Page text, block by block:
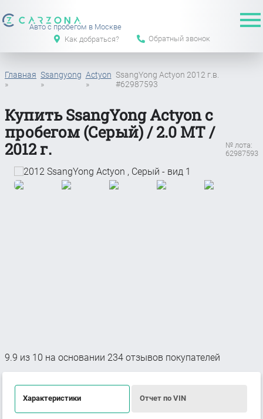
Авто с пробегом в Москве
Как добраться?
Обратный звонок
Главная
»
Ssangyong
»
Actyon
»
SsangYong Actyon 2012 г.в.
#62987593
Купить SsangYong Actyon с
пробегом (Серый) / 2.0 MT /
2012 г.
№ лота:
62987593
9.9 из 10 на основании 234 отзывов покупателей
Характеристики Отчет по VIN